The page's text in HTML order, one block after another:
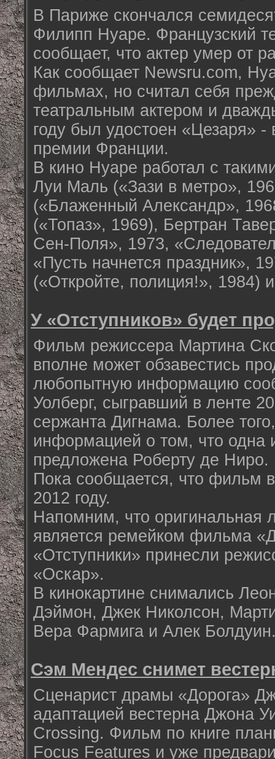
В Париже скончался
Филипп Нуаре. Французский
сообщает, что актер умер от
Как сообщает Newsru.com,
фильмах, но считал себя
театральным актером и
году был удостоен «Цезаря»
премии Франции.
В кино Нуаре работал с
Луи Маль («Зази в метро»,
(«Блаженный Александр»,
(«Топаз», 1969), Бертран
Сен-Поля», 1973,
«Пусть начнется праздник»,
(«Откройте, полиция!», 1984)
У «Отступников» будет
Фильм режиссера Мартина
вполне может обзавестись
любопытную информацию
Уолберг, сыгравший в ленте
сержанта Дигнама. Более
информацией о том, что одна
предложена Роберту де Ниро.
Пока сообщается, что фильм
2012 году.
Напомним, что оригинальная
является ремейком фильма
«Отступники» принесли
«Оскар».
В кинокартине снимались
Дэймон, Джек Николсон,
Вера Фармига и Алек
Сэм Мендес снимет
Сценарист драмы «Дорога»
адаптацией вестерна Джона
Crossing. Фильм по книге
Focus Features и уже